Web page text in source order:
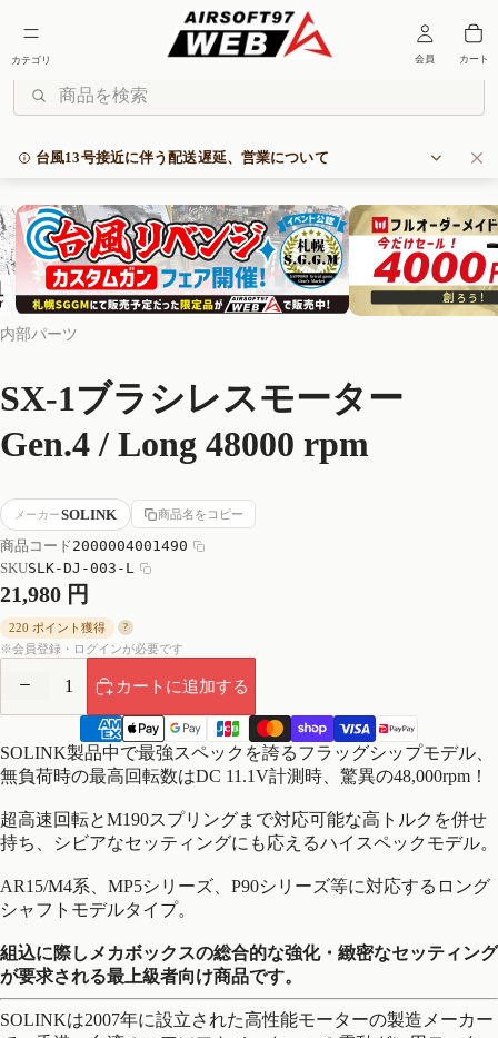
台風13号接近に伴う配送遅延、営業について
いつもAIRSOFT97 WEBをご利用いただき誠にありがとうございます。
現在接近中の台風13号の影響により、物流に大幅な遅延が生じておりま
す。
これにより通常よりもお届けに時間を要することが見込まれます。
また、沖縄本島中部に暴風警報発令の際は臨時休業とさせていただきま
すことご了承ください。
ます。
いたします。
内部パーツ
SX-1ブラシレスモーター
Gen.4 / Long 48000 rpm
メーカーSOLINK 商品名をコピー
商品コード 2000004001490
SKUSLK-DJ-003-L
21,980 円
220 ポイント獲得 ?
※会員登録・ログインが必要です
数
量
減
す
数
量
を
増
す
カートに追加する
済
方
SOLINK製品中で最強スペックを誇るフラッグシップモデル、
無負荷時の最高回転数はDC 11.1V計測時、驚異の48,000rpm！
超高速回転とM190スプリングまで対応可能な高トルクを併せ
持ち、シビアなセッティングにも応えるハイスペックモデル。
AR15/M4系、MP5シリーズ、P90シリーズ等に対応するロング
シャフトモデルタイプ。
組込に際しメカボックスの総合的な強化・緻密なセッティング
が要求される最上級者向け商品です。
SOLINKは2007年に設立された高性能モーターの製造メーカー